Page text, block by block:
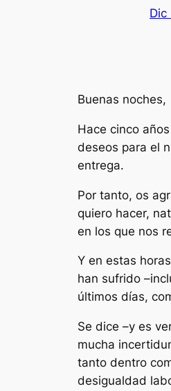
Dic
B​uenas noches,
Hace cinco
deseos para el
entrega.
Por tanto, os
quiero hacer,
en los que nos
Y en estas
han sufrido
últimos días,
Se dice –y es
mucha
tanto dentro
desigualdad